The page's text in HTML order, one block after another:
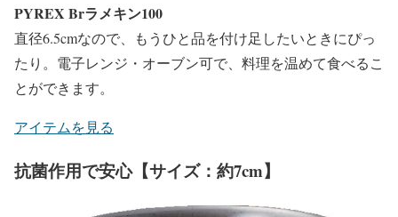
PYREX Brラメキン100
直径6.5cmなので、もうひと品を付け足したいときにぴっ
たり。電子レンジ・オーブン可で、料理を温めて食べるこ
とができます。
アイテムを見る
抗菌作用で安心【サイズ：約7cm】